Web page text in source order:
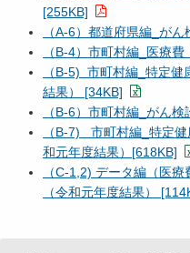
[255KB]
（A-6）都道府県編_が
（B-4）市町村編_医療
（B-5) 市町村編_特定
結果） [34KB]
（B-6）市町村編_がん
（B-7) 市町村編_特定
和元年度結果）[618KB]
（C-1,2) データ編（医
（令和元年度結果）